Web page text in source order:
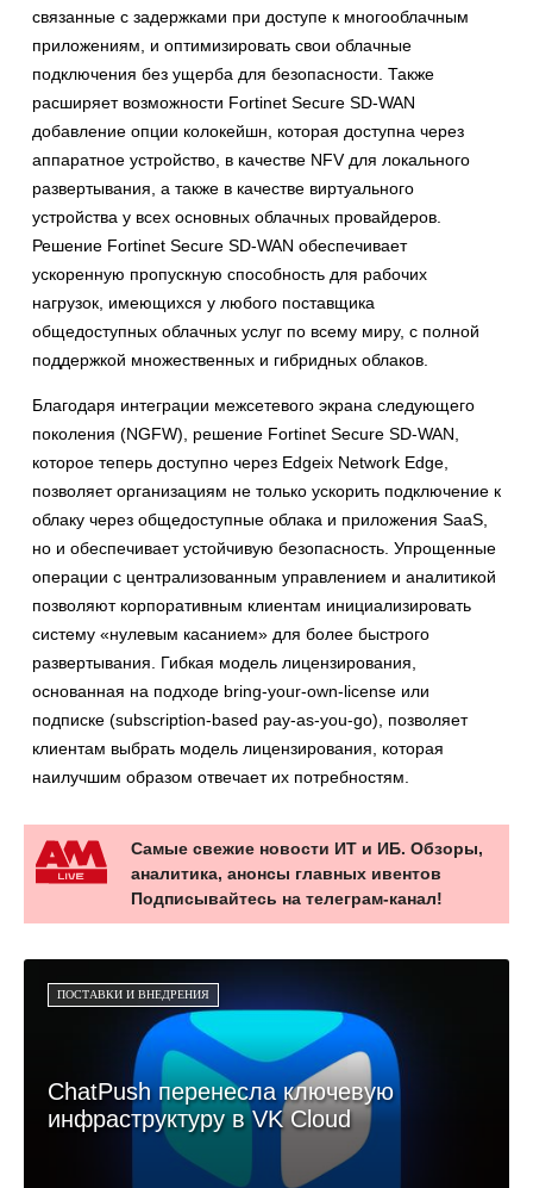
связанные с задержками при доступе к многооблачным
приложениям, и оптимизировать свои облачные
подключения без ущерба для безопасности. Также
расширяет возможности Fortinet Secure SD-WAN
добавление опции колокейшн, которая доступна через
аппаратное устройство, в качестве NFV для локального
развертывания, а также в качестве виртуального
устройства у всех основных облачных провайдеров.
Решение Fortinet Secure SD-WAN обеспечивает
ускоренную пропускную способность для рабочих
нагрузок, имеющихся у любого поставщика
общедоступных облачных услуг по всему миру, с полной
поддержкой множественных и гибридных облаков.
Благодаря интеграции межсетевого экрана следующего
поколения (NGFW), решение Fortinet Secure SD-WAN,
которое теперь доступно через Edgeix Network Edge,
позволяет организациям не только ускорить подключение к
облаку через общедоступные облака и приложения SaaS,
но и обеспечивает устойчивую безопасность. Упрощенные
операции с централизованным управлением и аналитикой
позволяют корпоративным клиентам инициализировать
систему «нулевым касанием» для более быстрого
развертывания. Гибкая модель лицензирования,
основанная на подходе bring-your-own-license или
подписке (subscription-based pay-as-you-go), позволяет
клиентам выбрать модель лицензирования, которая
наилучшим образом отвечает их потребностям.
Самые свежие новости ИТ и ИБ. Обзоры,
аналитика, анонсы главных ивентов
Подписывайтесь на телеграм-канал!
ПОСТАВКИ И ВНЕДРЕНИЯ
ChatPush перенесла ключевую
инфраструктуру в VK Cloud